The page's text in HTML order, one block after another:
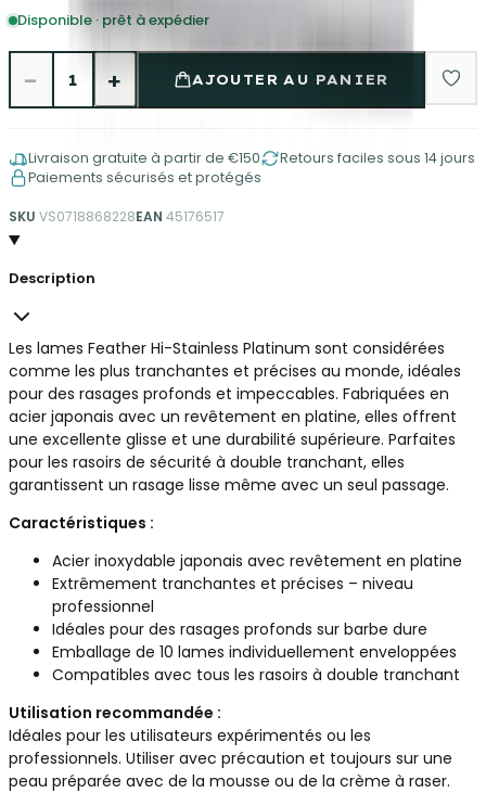
Disponible · prêt à expédier
− 1 + AJOUTER AU PANIER
Livraison gratuite à partir de €150
Retours faciles sous 14 jours
Paiements sécurisés et protégés
SKU VS0718868228EAN 45176517
Description
Les lames Feather Hi-Stainless Platinum sont considérées
comme les plus tranchantes et précises au monde, idéales
pour des rasages profonds et impeccables. Fabriquées en
acier japonais avec un revêtement en platine, elles offrent
une excellente glisse et une durabilité supérieure. Parfaites
pour les rasoirs de sécurité à double tranchant, elles
garantissent un rasage lisse même avec un seul passage.
Caractéristiques :
Acier inoxydable japonais avec revêtement en platine
Extrêmement tranchantes et précises – niveau
professionnel
Idéales pour des rasages profonds sur barbe dure
Emballage de 10 lames individuellement enveloppées
Compatibles avec tous les rasoirs à double tranchant
Utilisation recommandée :
Idéales pour les utilisateurs expérimentés ou les
professionnels. Utiliser avec précaution et toujours sur une
peau préparée avec de la mousse ou de la crème à raser.